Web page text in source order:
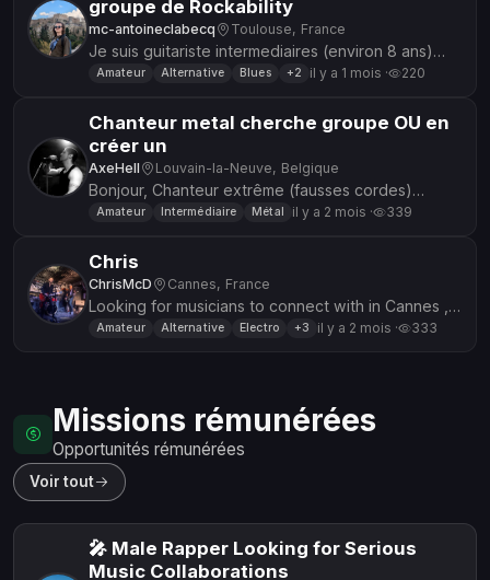
groupe de Rockability
mc-antoineclabecq Toulouse, France
Je suis guitariste intermediaires (environ 8 ans)
avec des inspirations rock / blues. J'aimerais
Amateur Alternative Blues +2 il y a 1 mois · 220
Chanteur metal cherche groupe OU en
créer un
AxeHell Louvain-la-Neuve, Belgique
Bonjour, Chanteur extrême (fausses cordes)
recherche soit un groupe ayant besoin d'un
Amateur Intermédiaire Métal il y a 2 mois · 339
Chris
ChrisMcD Cannes, France
Looking for musicians to connect with in Cannes ,l
play guitar and Bass and l can write original songs
Amateur Alternative Electro +3 il y a 2 mois · 333
Missions rémunérées
Opportunités rémunérées
Voir tout
🎤 Male Rapper Looking for Serious
Music Collaborations